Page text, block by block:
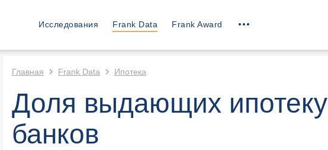
Исследования Frank Data Frank Award
Главная Frank Data Ипотека
Доля выдающих ипотеку
банков